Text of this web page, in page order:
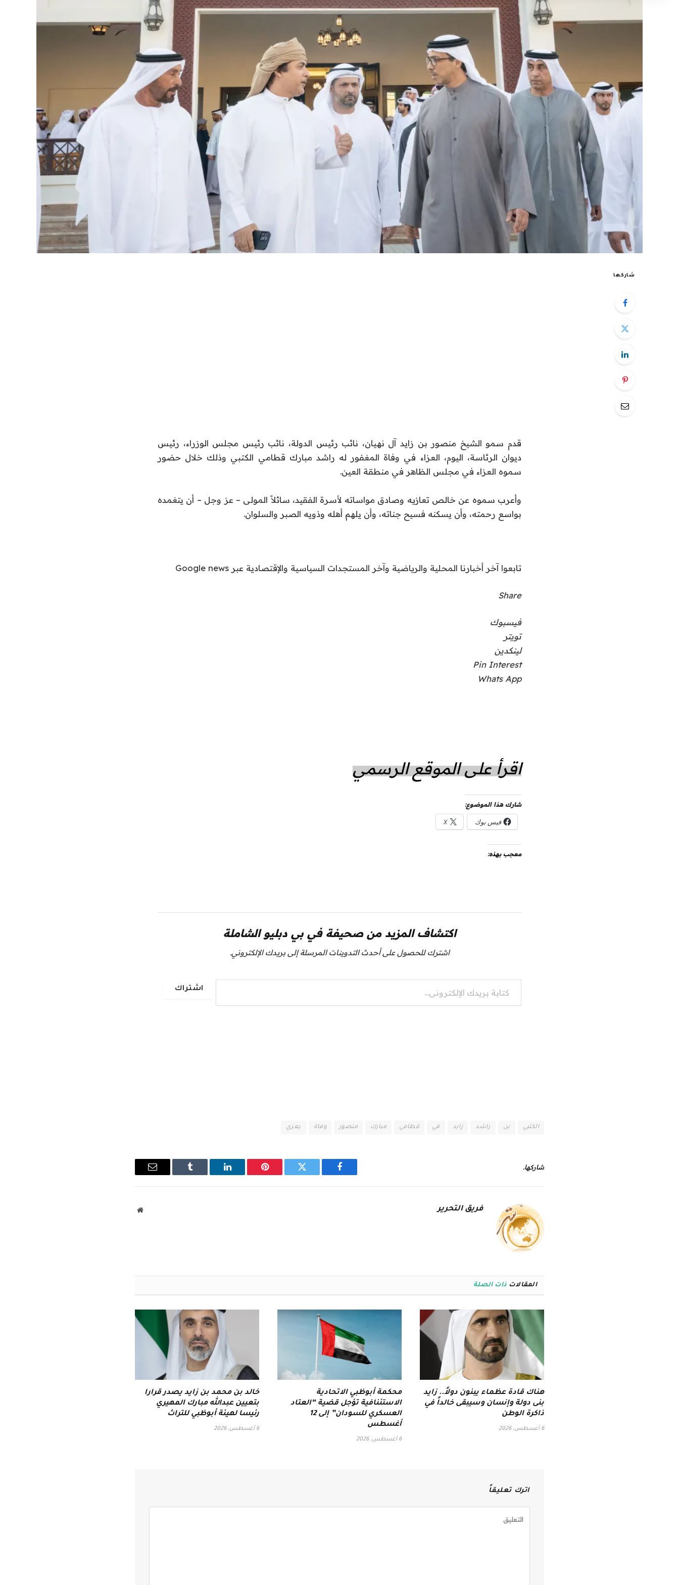
شاركها
قدم سمو الشيخ منصور بن زايد آل نهيان، نائب رئيس الدولة، نائب رئيس مجلس الوزراء، رئيس
ديوان الرئاسة، اليوم، العزاء في وفاة المغفور له راشد مبارك قطامي الكتبي وذلك خلال حضور
سموه العزاء في مجلس الظاهر في منطقة العين.
وأعرب سموه عن خالص تعازيه وصادق مواساته لأسرة الفقيد، سائلاً المولى – عز وجل – أن يتغمده
بواسع رحمته، وأن يسكنه فسيح جناته، وأن يلهم أهله وذويه الصبر والسلوان.
تابعوا آخر أخبارنا المحلية والرياضية وآخر المستجدات السياسية والإقتصادية عبر Google news
Share
فيسبوك
تويتر
لينكدين
Pin Interest
Whats App
اقرأ على الموقع الرسمي
شارك هذا الموضوع:
فيس بوك X
معجب بهذه:
اكتشاف المزيد من صحيفة في بي دبليو الشاملة
اشترك للحصول على أحدث التدوينات المرسلة إلى بريدك الإلكتروني.
كتابة بريدك الإلكتروني...
اشتراك
الكتبي بن راشد زايد في قطامي مبارك منصور وفاة يعزي
شاركها.
فيسبوك تويتر بينتيريستلينكدإن Tumblr
البريد
فريق التحرير
موقع
المقالات ذات الصلة
هناك قادة عظماء يبنون دولاً.. زايد
بنى دولة وإنسان وسيبقى خالداً في
ذاكرة الوطن
6 أغسطس، 2026
محكمة أبوظبي الاتحادية
الاستئنافية تؤجل قضية “العتاد
العسكري للسودان” إلى 12
أغسطس
6 أغسطس، 2026
خالد بن محمد بن زايد يصدر قرارا
بتعيين عبدالله مبارك المهيري
رئيسا لهيئة أبوظبي للتراث
6 أغسطس، 2026
اترك تعليقاً